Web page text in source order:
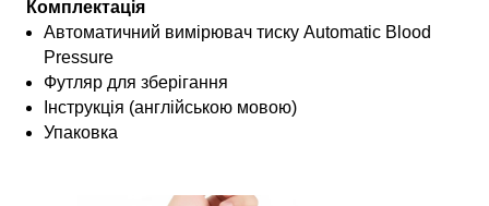
Комплектація
Автоматичний вимірювач тиску Automatic Blood
Pressure
Футляр для зберігання
Інструкція (англійською мовою)
Упаковка